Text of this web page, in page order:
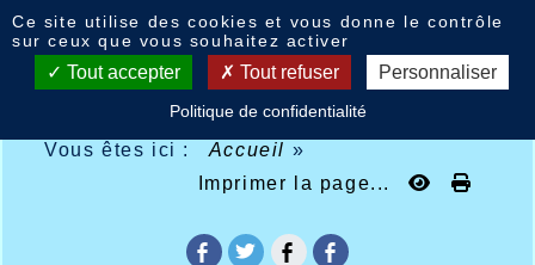
Vous êtes ici : Accueil »
Imprimer la page...
Ce site utilise des cookies et vous donne le contrôle
sur ceux que vous souhaitez activer
Tout accepter Tout refuser Personnaliser
Politique de confidentialité